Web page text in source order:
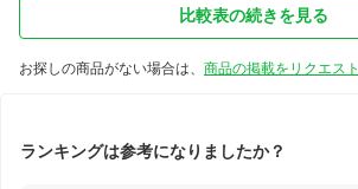
比較表の続きを見る
お探しの商品がない場合は、 商品の掲載をリクエスト
ランキングは参考になりましたか？